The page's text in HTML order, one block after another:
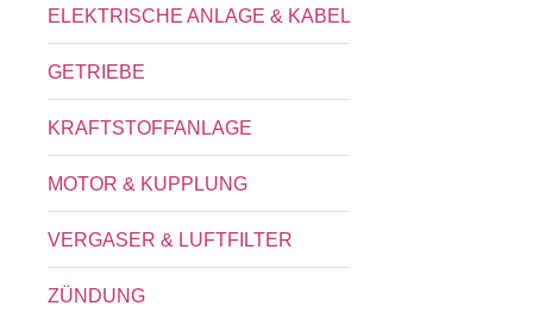
ELEKTRISCHE ANLAGE & KABEL
GETRIEBE
KRAFTSTOFFANLAGE
MOTOR & KUPPLUNG
VERGASER & LUFTFILTER
ZÜNDUNG